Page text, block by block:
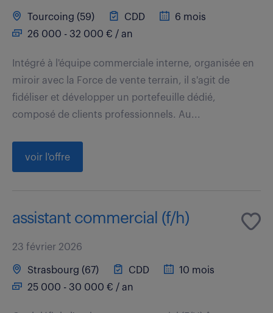
Tourcoing (59) CDD
6 mois
26 000 - 32 000 € / an
Intégré à l'équipe commerciale interne, organisée en
miroir avec la Force de vente terrain, il s'agit de
fidéliser et développer un portefeuille dédié,
composé de clients professionnels. Au...
voir l'offre
assistant commercial (f/h)
23 février 2026
Strasbourg (67) CDD
10 mois
25 000 - 30 000 € / an